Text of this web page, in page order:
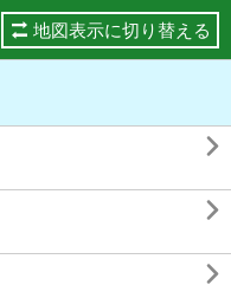
地図表示に切り替える


